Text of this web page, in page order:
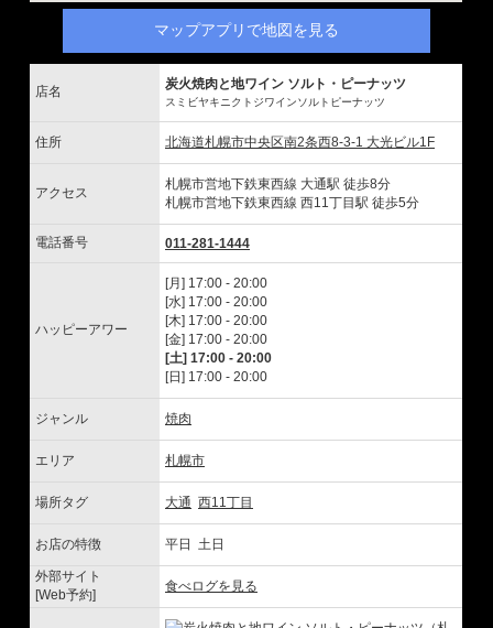
マップアプリで地図を見る
店名 炭火焼肉と地ワイン ソルト・ピーナッツ
スミビヤキニクトジワインソルトピーナッツ
住所 北海道札幌市中央区南2条西8-3-1 大光ビル1F
アクセス
札幌市営地下鉄東西線 大通駅 徒歩8分
札幌市営地下鉄東西線 西11丁目駅 徒歩5分
電話番号 011-281-1444
ハッピーアワー
[月] 17:00 - 20:00
[水] 17:00 - 20:00
[木] 17:00 - 20:00
[金] 17:00 - 20:00
[土] 17:00 - 20:00
[日] 17:00 - 20:00
ジャンル 焼肉
エリア 札幌市
場所タグ 大通 西11丁目
お店の特徴 平日 土日
外部サイト
[Web予約]
食べログを見る